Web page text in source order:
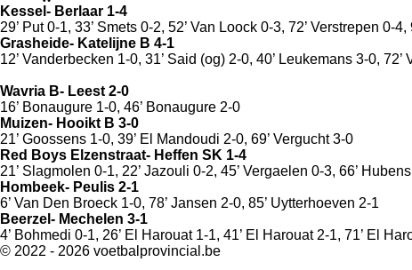
Kessel- Berlaar 1-4
29’ Put 0-1, 33’ Smets 0-2, 52’ Van Loock 0-3, 72’ Verstrepen 0-
Grasheide- Katelijne B 4-1
12’ Vanderbecken 1-0, 31’ Said (og) 2-0, 40’ Leukemans 3-0,
Wavria B- Leest 2-0
16’ Bonaugure 1-0, 46’ Bonaugure 2-0
Muizen- Hooikt B 3-0
21’ Goossens 1-0, 39’ El Mandoudi 2-0, 69’ Vergucht 3-0
Red Boys Elzenstraat- Heffen SK 1-4
21’ Slagmolen 0-1, 22’ Jazouli 0-2, 45’ Vergaelen 0-3, 66’
Hombeek- Peulis 2-1
6’ Van Den Broeck 1-0, 78’ Jansen 2-0, 85’ Uytterhoeven 2-1
Beerzel- Mechelen 3-1
4’ Bohmedi 0-1, 26’ El Harouat 1-1, 41’ El Harouat 2-1, 71’ El
© 2022 - 2026 voetbalprovincial.be